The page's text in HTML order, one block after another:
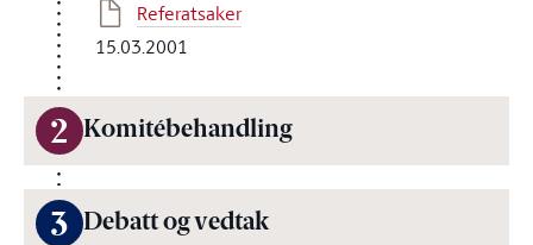
Referatsaker
15.03.2001
2 Komitébehandling
3 Debatt og vedtak